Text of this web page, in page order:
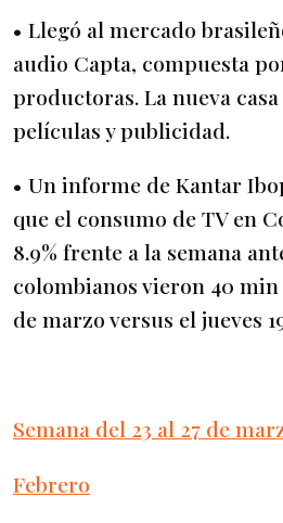
• Llegó al mercado
audio Capta, compuesta
productoras. La nueva
películas y publicidad.
• Un informe de Kantar
que el consumo de TV en
8.9% frente a la semana
colombianos vieron 40 min
de marzo versus el jueves
Semana del 23 al 27 de
Febrero